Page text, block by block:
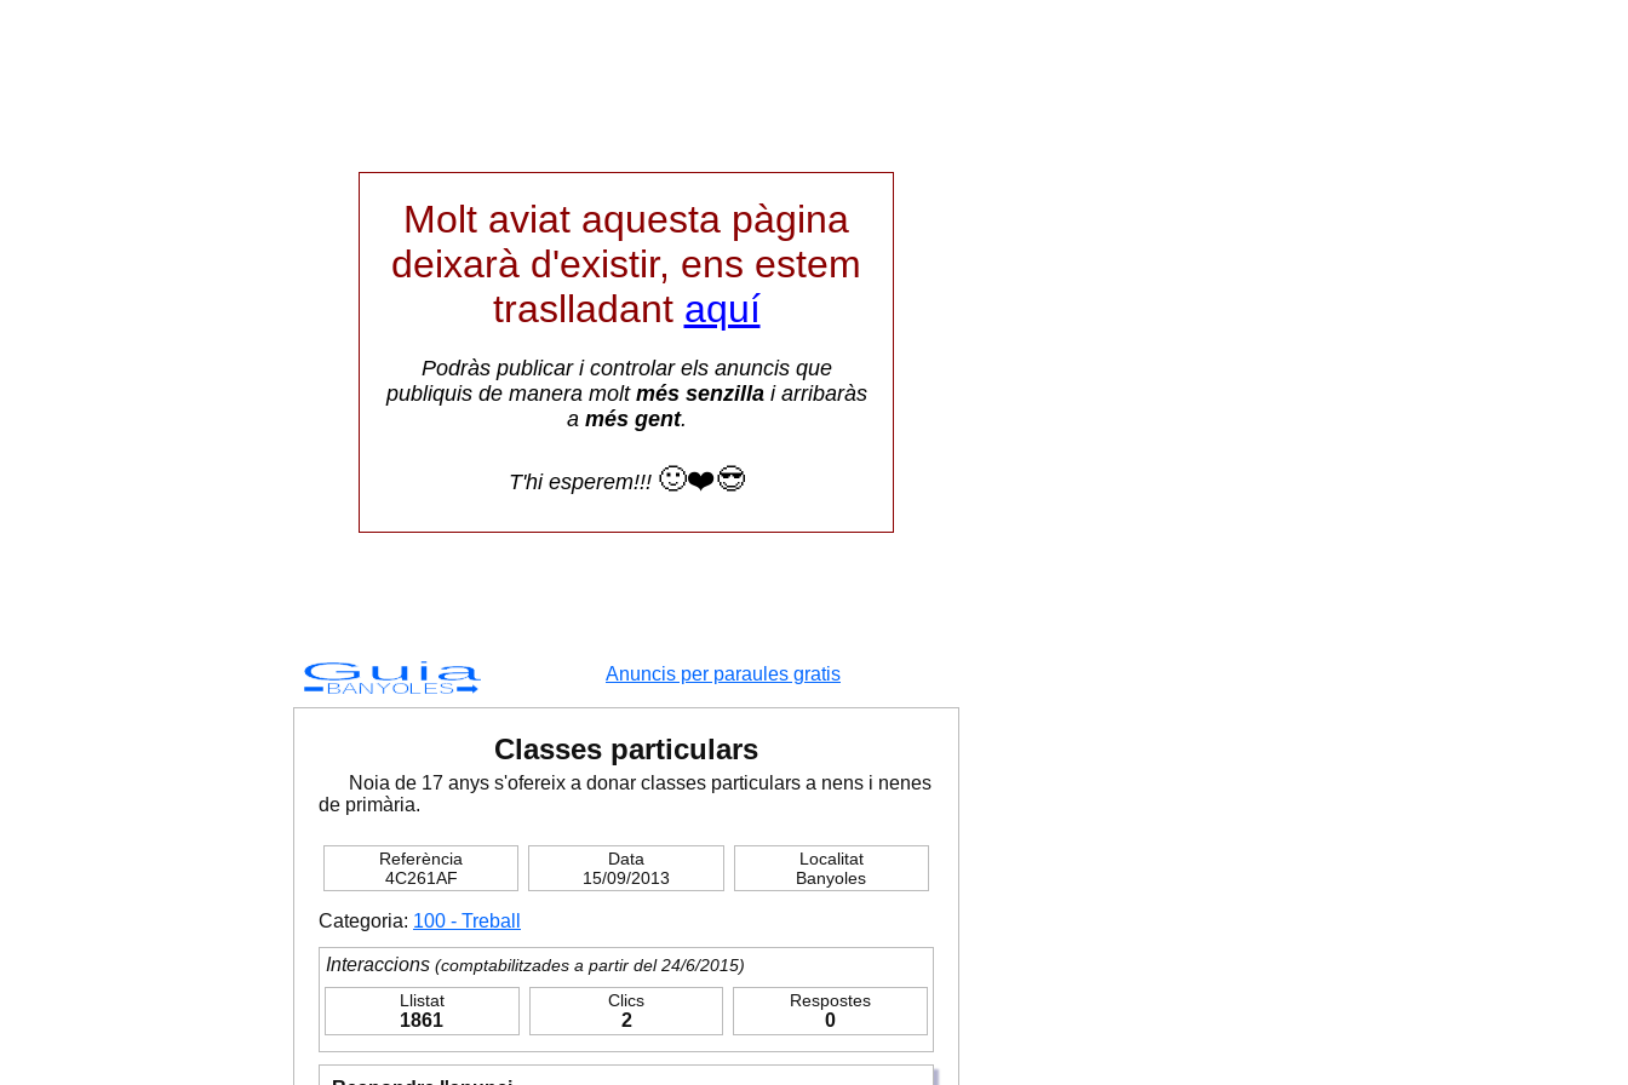
Molt aviat aquesta pàgina
deixarà d'existir, ens estem
traslladant aquí
Podràs publicar i controlar els anuncis que
publiquis de manera molt més senzillai arribaràs
a més gent.
T'hi esperem!!! 🙂❤️😎
Guia
BANYOLES
Anuncis per paraules gratis
Classes particulars
Noia de 17 anys s'ofereix a donar classes particulars a nens i nenes
de primària.
Referència
4C261AF
Data
15/09/2013
Localitat
Banyoles
Categoria: 100 - Treball
Interaccions (comptabilitzades a partir del 24/6/2015)
Llistat
1861
Clics
2
Respostes
0